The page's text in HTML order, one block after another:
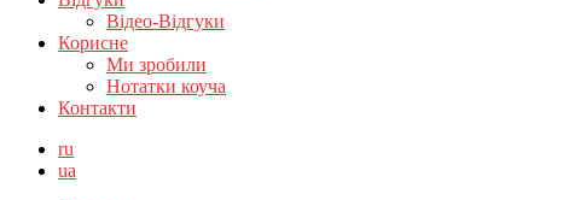
Відео-Відгуки
Корисне
Ми зробили
Нотатки коуча
Контакти
ru
ua